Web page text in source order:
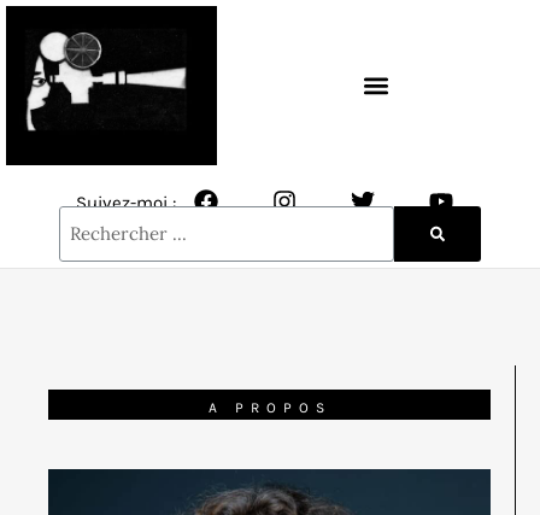
Suivez-moi :
A PROPOS